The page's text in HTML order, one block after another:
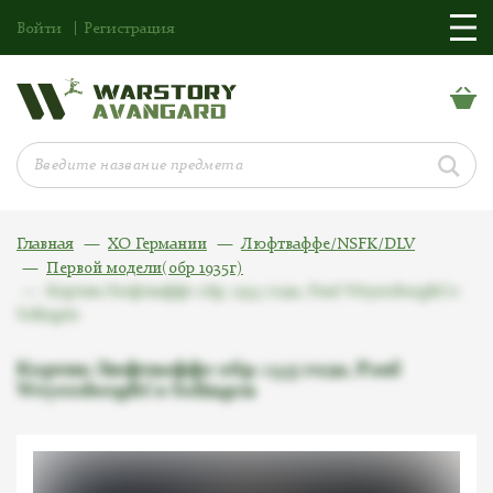
Войти Регистрация
Главная ХО Германии
Люфтваффе/NSFK/DLV
Первой модели(обр 1935г)
Кортик Люфтваффе обр. 1935 года, Paul
Weyersberg&Co Solingen